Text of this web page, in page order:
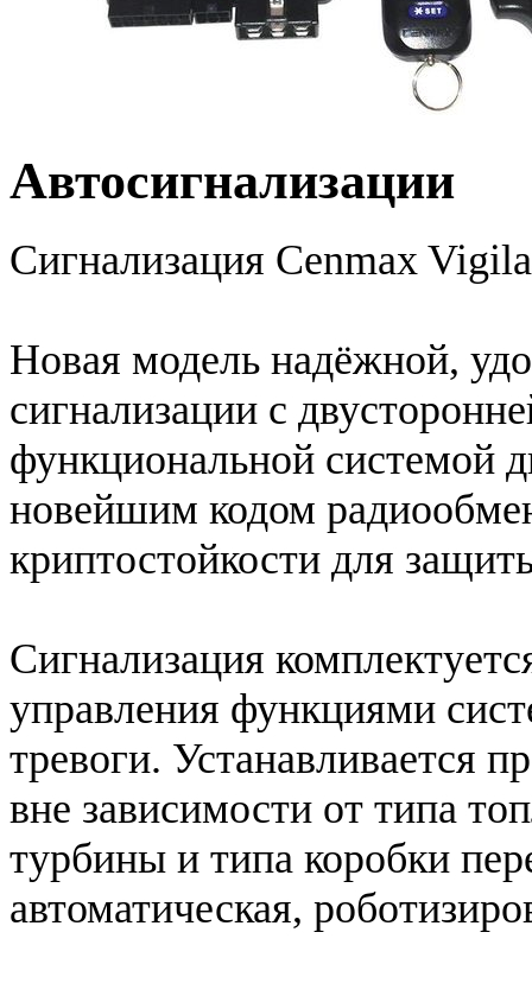
Автосигнализации
Сигнализация Cenmax
Новая модель надёжной,
сигнализации с
функциональной системой
новейшим кодом
криптостойкости для
Сигнализация
управления функциями
тревоги. Устанавливается
вне зависимости от типа
турбины и типа коробки
автоматическая,